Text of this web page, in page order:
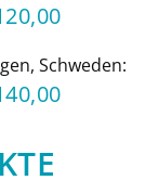
Schweden: